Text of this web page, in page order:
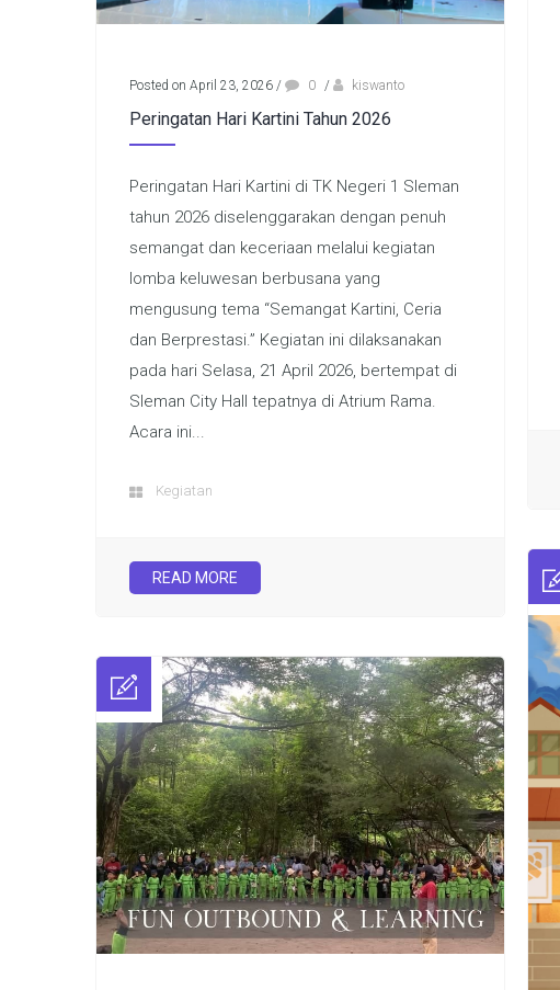
Posted on April 23, 2026 / 0 / kiswanto
Peringatan Hari Kartini Tahun 2026
Peringatan Hari Kartini di TK Negeri 1 Sleman
tahun 2026 diselenggarakan dengan penuh
semangat dan keceriaan melalui kegiatan
lomba keluwesan berbusana yang
mengusung tema “Semangat Kartini, Ceria
dan Berprestasi.” Kegiatan ini dilaksanakan
pada hari Selasa, 21 April 2026, bertempat di
Sleman City Hall tepatnya di Atrium Rama.
Acara ini...
Kegiatan
READ MORE